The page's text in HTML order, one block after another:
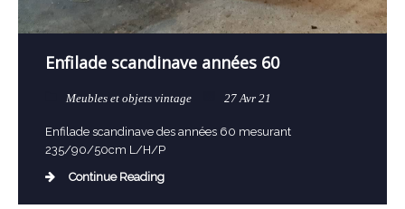
Enfilade scandinave années 60
Meubles et objets vintage 27 Avr 21
Enfilade scandinave des années 60 mesurant
235/90/50cm L/H/P
Continue Reading